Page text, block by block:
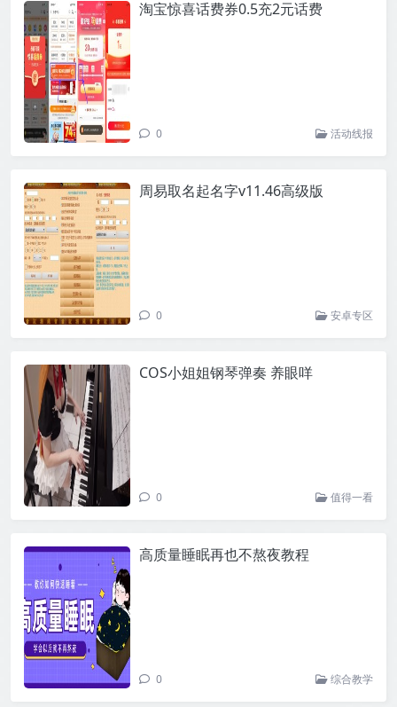
淘宝惊喜话费券0.5充2元话费
0 活动线报
周易取名起名字v11.46高级版
0 安卓专区
COS小姐姐钢琴弹奏 养眼咩
0 值得一看
高质量睡眠再也不熬夜教程
0 综合教学